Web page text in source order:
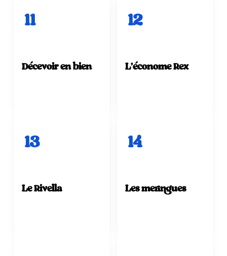
11
Décevoir en bien
12
L'économe Rex
13
Le Rivella
14
Les meringues